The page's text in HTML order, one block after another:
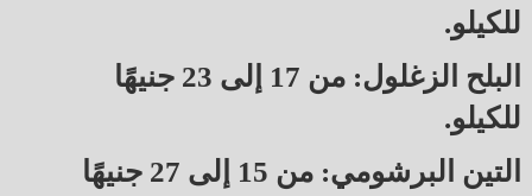
للكيلو.
البلح الزغلول: من 17 إلى 23 جنيهًا
للكيلو.
التين البرشومي: من 15 إلى 27 جنيهًا